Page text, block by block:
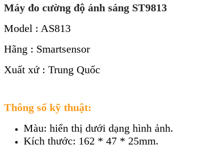
Máy đo cường độ ánh sáng ST9813
Model : AS813
Hãng : Smartsensor
Xuất xứ : Trung Quốc
Thông số kỹ thuật:
Màu: hiển thị dưới dạng hình ảnh.
Kích thước: 162 * 47 * 25mm.